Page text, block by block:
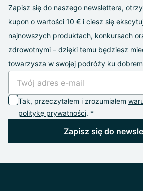
Zapisz się do naszego newslettera,
kupon o wartości 10 € i ciesz się
najnowszych produktach, konkursach
zdrowotnymi – dzięki temu będziesz
towarzysza w swojej podróży ku
Tak, przeczytałem i zrozumiałem
politykę prywatności. *
Zapisz się do